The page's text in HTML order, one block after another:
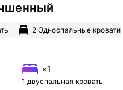
2 Односпальные кровати
×1
1 двуспальная кровать